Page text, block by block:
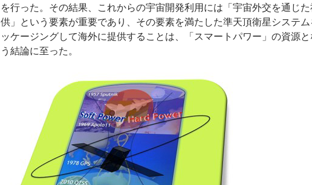
を行った。その結果、これからの宇宙開発利用には「宇宙外交を通じ
供」という要素が重要であり、その要素を満たした準天頂衛星システ
ッケージングして海外に提供することは、「スマートパワー」の資源
う結論に至った。